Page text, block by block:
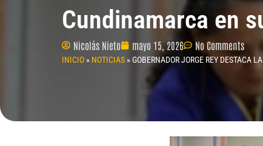
Cundinamarca en
Nicolás Nieto mayo 15, 2026 No Comments
INICIO » NOTICIAS »GOBERNADOR JORGE REY DESTACA